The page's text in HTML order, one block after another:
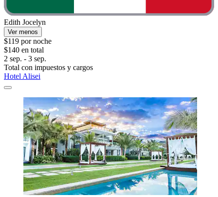
Edith Jocelyn
Ver menos
$119 por noche
$140 en total
2 sep. - 3 sep.
Total con impuestos y cargos
Hotel Alisei